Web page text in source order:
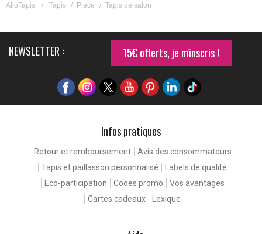
Continuer sans accepter
expérience de
qualité
notre site, vous rencontrez nos cookies. Ceux-ci nous
AlloTapis / Tapis / Pièce / Tapis de salon
NEWSLETTER : 15€ offerts, je m'inscris !
Infos pratiques
Retour et remboursement
Avis des consommateurs
Tapis et paillasson personnalisé
Labels de qualité
Eco-participation
Codes promo
Vos avantages
Cartes cadeaux
Lexique